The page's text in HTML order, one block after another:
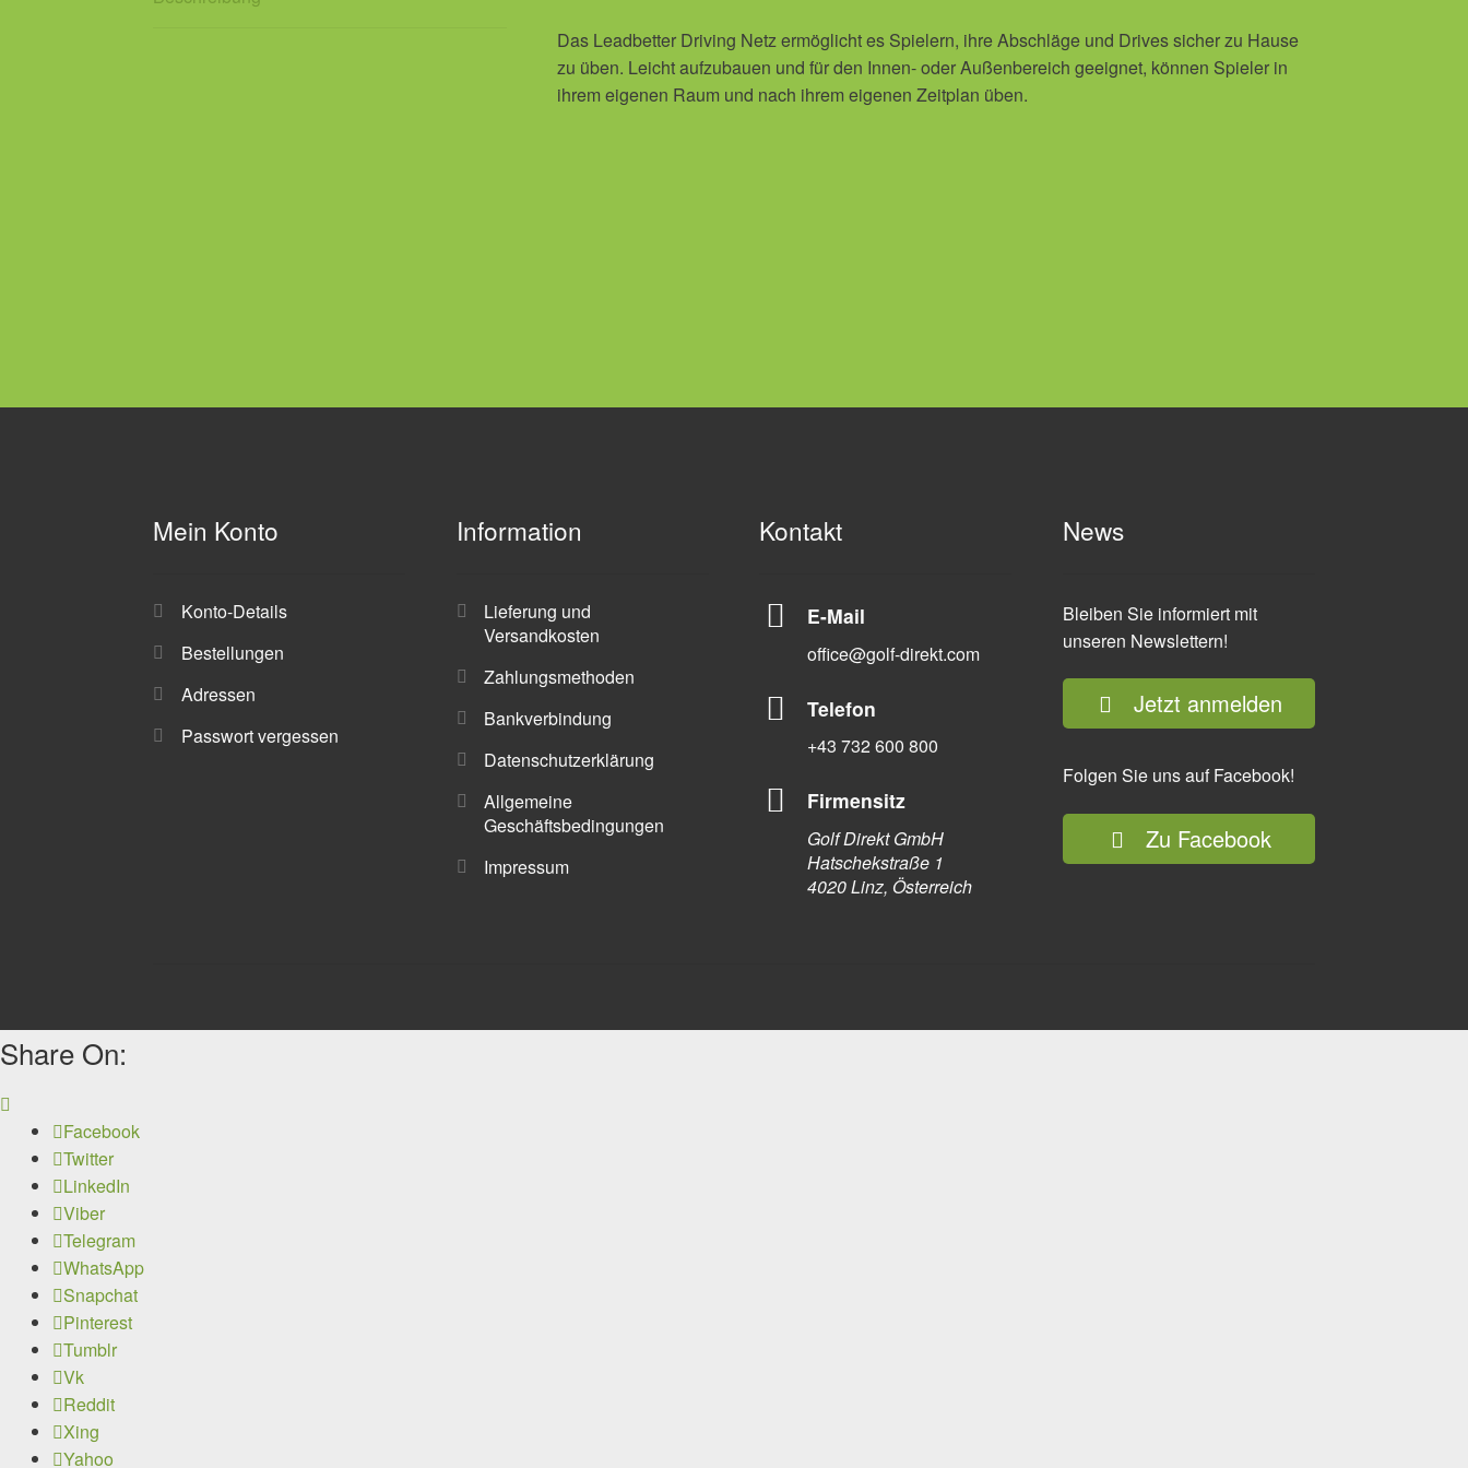
Das Leadbetter Driving Netz ermöglicht es Spielern, ihre Abschläge und Drives sicher zu Hause
zu üben. Leicht aufzubauen und für den Innen- oder Außenbereich geeignet, können Spieler in
ihrem eigenen Raum und nach ihrem eigenen Zeitplan üben.
Mein Konto
Konto-Details
Bestellungen
Adressen
Passwort vergessen
Information
Lieferung und
Versandkosten
Zahlungsmethoden
Bankverbindung
Datenschutzerklärung
Allgemeine
Geschäftsbedingungen
Impressum
Kontakt
E-Mail
office@golf-direkt.com
Telefon
+43 732 600 800
Firmensitz
Golf Direkt GmbH
Hatschekstraße 1
4020 Linz, Österreich
News
Bleiben Sie informiert mit
unseren Newslettern!
Jetzt anmelden
Folgen Sie uns auf Facebook!
Zu Facebook
Share On:
Facebook
Twitter
LinkedIn
Viber
Telegram
WhatsApp
Snapchat
Pinterest
Tumblr
Vk
Reddit
Xing
Yahoo